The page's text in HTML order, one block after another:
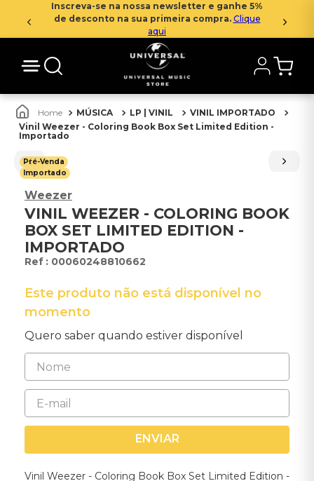
Inscreva-se na nossa newsletter e ganhe 5%
de desconto na sua primeira compra. Clique
aqui
MÚSICA LP | VINIL
VINIL IMPORTADO
Vinil Weezer - Coloring Book Box Set Limited Edition -
Importado
Pré-Venda
Importado
Weezer
VINIL WEEZER - COLORING BOOK
BOX SET LIMITED EDITION -
IMPORTADO
: 00060248810662
Este produto não está disponível no
momento
Quero saber quando estiver disponível
ENVIAR
Vinil Weezer - Coloring Book Box Set Limited Edition -